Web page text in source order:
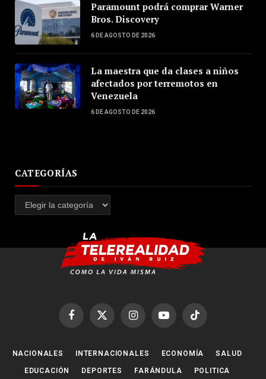
Paramount podrá comprar Warner
Bros. Discovery
6 DE AGOSTO DE 2026
La maestra que da clases a niños
afectados por terremotos en
Venezuela
6 DE AGOSTO DE 2026
CATEGORÍAS
Categorías
FacebookX
(Twitter)
InstagramYouTubeTikTok
NACIONALES INTERNACIONALES ECONOMÍA SALUD
EDUCACIÓN DEPORTES FARÁNDULA POLITICA